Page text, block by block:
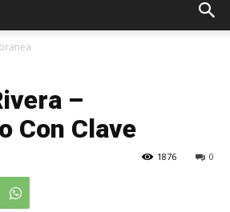
Latin–
Con Clave
0
1876